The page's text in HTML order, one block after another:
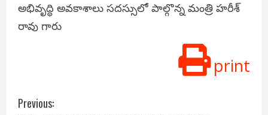
అభివృద్ధి అవకాశాలు సదస్సులో పాల్గొన్న మంత్రి హరీశ్
రావు గారు
print
C
Previous: